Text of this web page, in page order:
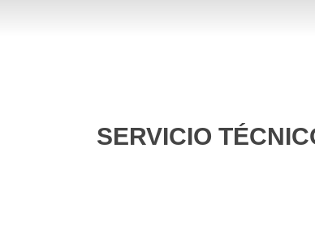
SERVICIO